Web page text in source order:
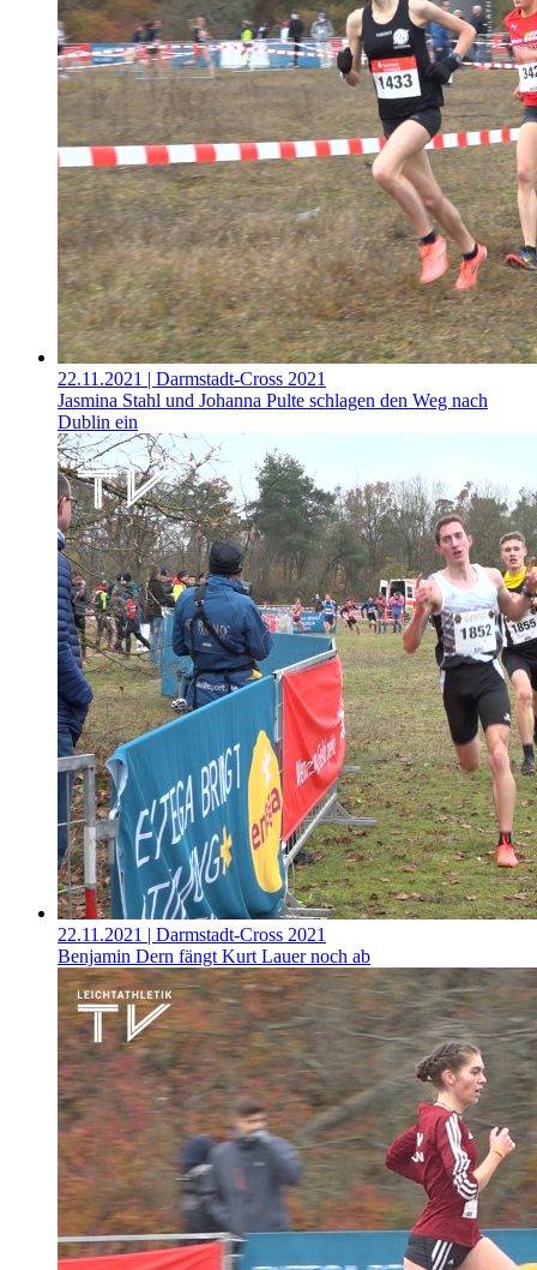
22.11.2021 | Darmstadt-Cross 2021
Jasmina Stahl und Johanna Pulte schlagen den Weg nach
Dublin ein
22.11.2021 | Darmstadt-Cross 2021
Benjamin Dern fängt Kurt Lauer noch ab